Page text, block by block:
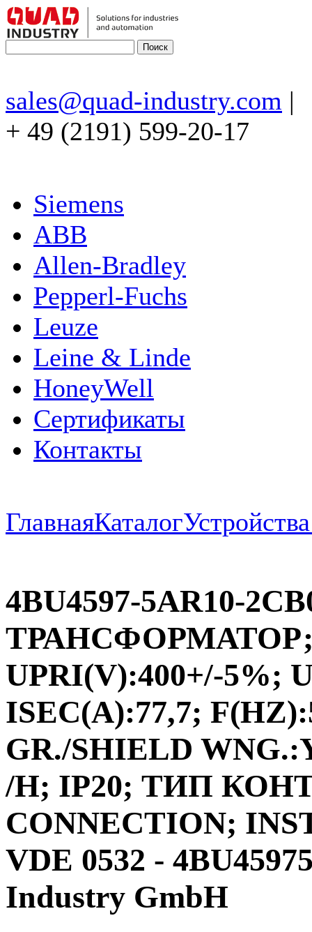
sales@quad-industry.com |
+ 49 (2191) 599-20-17
Siemens
ABB
Allen-Bradley
Pepperl-Fuchs
Leuze
Leine & Linde
HoneyWell
Сертификаты
Контакты
ГлавнаяКаталог
4BU4597-5AR10-
UPRI(V):400+/-5%;
ISEC(A):77,7;
GR./SHIELD
/H; IP20; ТИП
CONNECTION;
VDE 0532 -
Industry GmbH